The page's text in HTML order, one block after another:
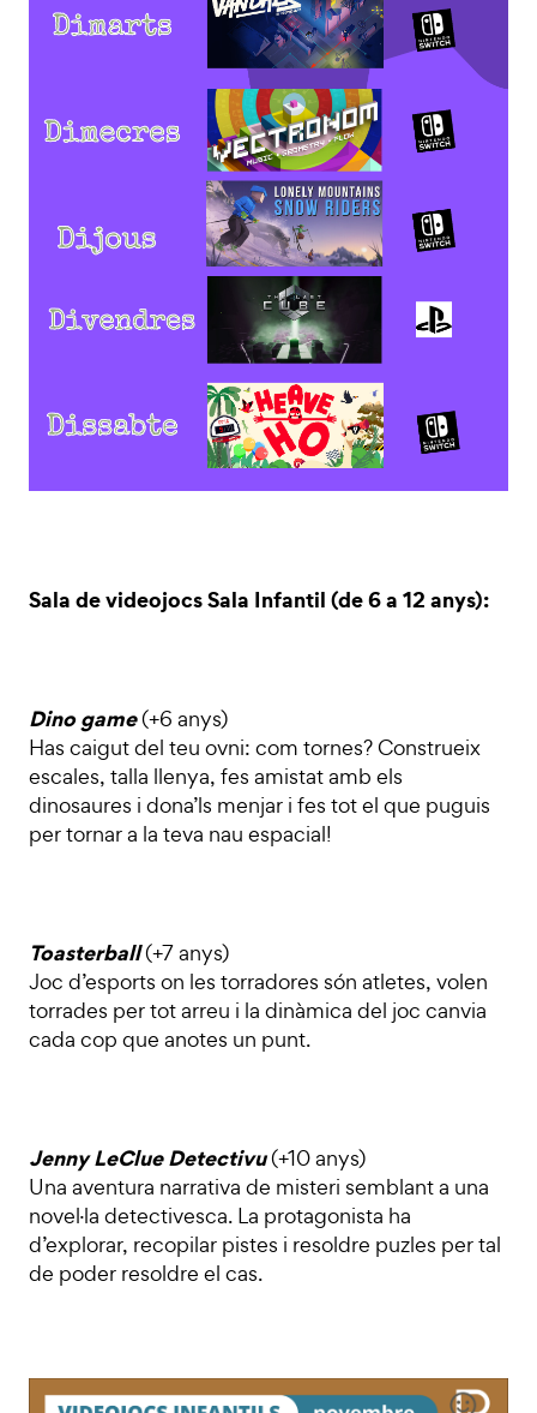
Sala de videojocs Sala Infantil (de 6 a 12 anys):
Dino game(+6 anys)
Has caigut del teu ovni: com tornes? Construeix
escales, talla llenya, fes amistat amb els
dinosaures i dona’ls menjar i fes tot el que puguis
per tornar a la teva nau espacial!
Toasterball(+7 anys)
Joc d’esports on les torradores són atletes, volen
torrades per tot arreu i la dinàmica del joc canvia
cada cop que anotes un punt.
Jenny LeClue Detectivu(+10 anys)
Una aventura narrativa de misteri semblant a una
novel·la detectivesca. La protagonista ha
d’explorar, recopilar pistes i resoldre puzles per tal
de poder resoldre el cas.